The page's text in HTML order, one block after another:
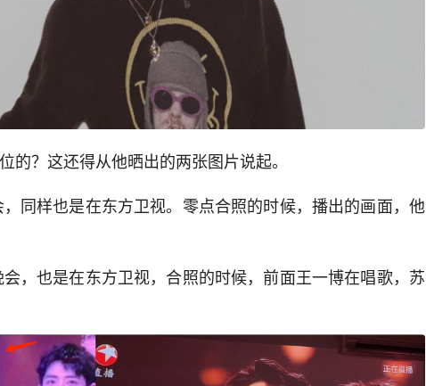
的？这还得从他晒出的两张图片说起。
同样也是在东方卫视。零点合照的时候，播出的画面，他
，也是在东方卫视，合照的时候，前面王一博在唱歌，苏